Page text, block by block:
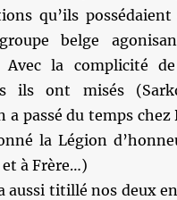
qu’ils
belge
Avec la complicité
ils ont misés
a passé du temps chez
la Légion
à Frère…)
aussi titillé nos deux